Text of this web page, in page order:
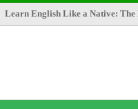
Learn English Like a Native: The